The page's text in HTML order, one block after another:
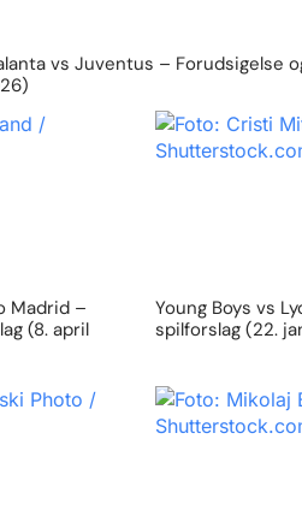
vs Juventus – Forudsigelse
Madrid –
(8. april
Young Boys vs
spilforslag (22.